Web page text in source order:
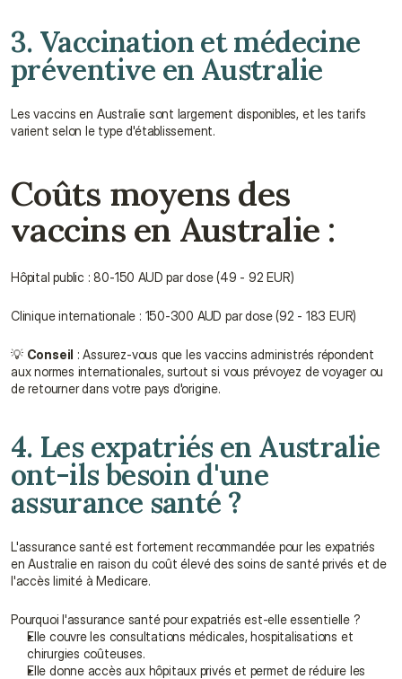
3. Vaccination et médecine
préventive en Australie
Les vaccins en Australie sont largement disponibles, et les tarifs
varient selon le type d'établissement.
Coûts moyens des
vaccins en Australie :
Hôpital public : 80-150 AUD par dose (49 - 92 EUR)
Clinique internationale : 150-300 AUD par dose (92 - 183 EUR)
💡 Conseil : Assurez-vous que les vaccins administrés répondent
aux normes internationales, surtout si vous prévoyez de voyager ou
de retourner dans votre pays d'origine.
4. Les expatriés en Australie
ont-ils besoin d'une
assurance santé ?
L'assurance santé est fortement recommandée pour les expatriés
en Australie en raison du coût élevé des soins de santé privés et de
l'accès limité à Medicare.
Pourquoi l'assurance santé pour expatriés est-elle essentielle ?
Elle couvre les consultations médicales, hospitalisations et
chirurgies coûteuses.
Elle donne accès aux hôpitaux privés et permet de réduire les